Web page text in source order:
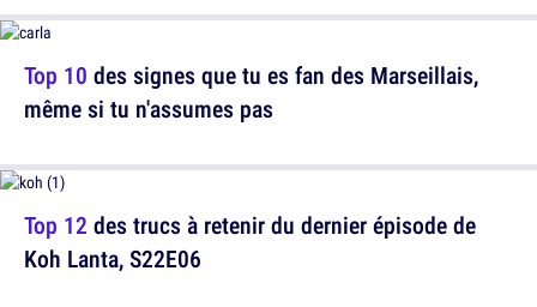
Top 12 des trucs à retenir du dernier épisode de
Koh Lanta, S22E06
Top 10 des signes que tu es fan des Marseillais,
même si tu n'assumes pas